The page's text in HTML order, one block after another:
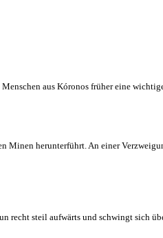
aus Kóronos früher eine
herunterführt. An einer
recht steil aufwärts und schwingt sich